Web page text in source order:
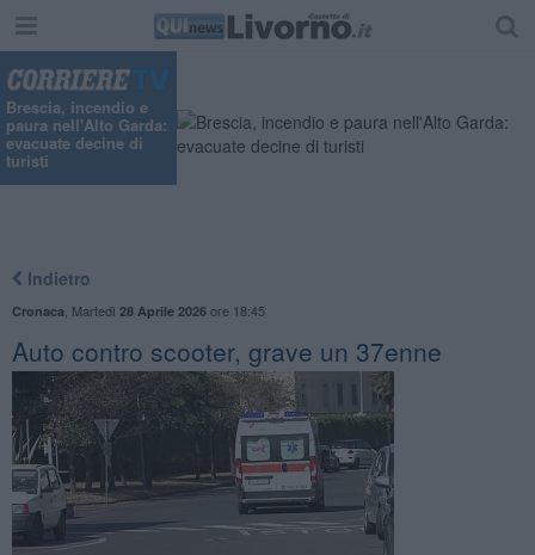
Brescia, incendio e
paura nell'Alto Garda:
evacuate decine di
turisti
Indietro
Cronaca Martedì 28 Aprile 2026ore 18:45
Auto contro scooter, grave un 37enne